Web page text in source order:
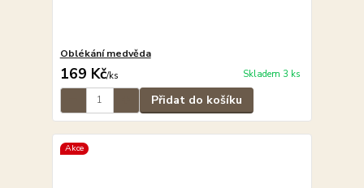
Oblékání medvěda
169 Kč/ks Skladem 3 ks
Přidat do košíku
Akce